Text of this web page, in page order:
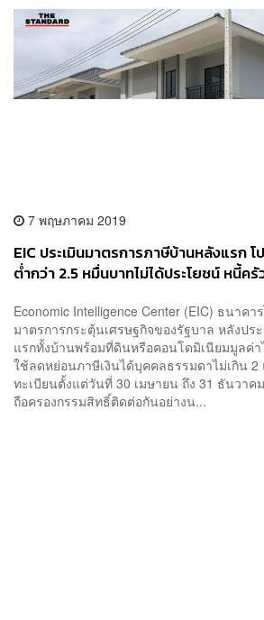
7 พฤษภาคม 2019
EIC ประเมินมาตรการภาษีบ้านหลังแรก โ
ต่ำกว่า 2.5 หมื่นบาทไม่ได้ประโยชน์ หนี้ค
Economic Intelligence Center (EIC) ธนาค
มาตรการกระตุ้นเศรษฐกิจของรัฐบาล หลังปร
แรกทั้งบ้านพร้อมที่ดินหรือคอนโดมิเนียมมูลค่
ใช้ลดหย่อนภาษีเงินได้บุคคลธรรมดาไม่เกิน
ทะเบียนตั้งแต่วันที่ 30 เมษายน ถึง 31 ธันวาค
ถือครองกรรมสิทธิ์ติดต่อกันอย่างน...